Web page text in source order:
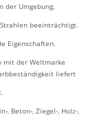
der Umgebung.
beeinträchtigt.
Eigenschaften.
mit der Weltmarke
liefert
Beton-, Ziegel-, Holz-,